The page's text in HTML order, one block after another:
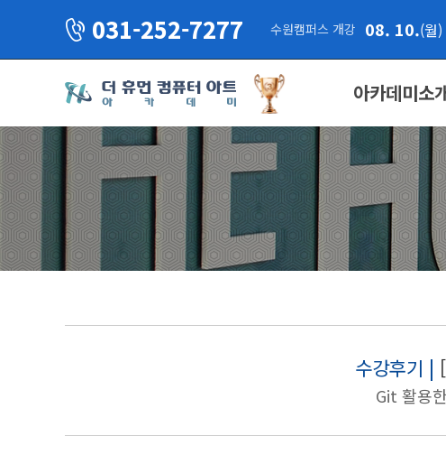
031-252-7277 수원캠퍼스 개강 08. 10.(월)
아카데미소
수강후기 |
Git 활용